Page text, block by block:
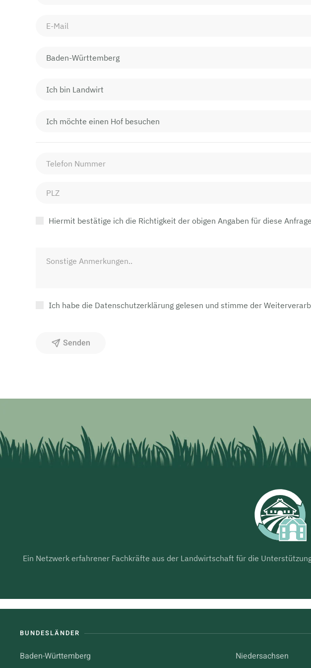
Hiermit bestätige ich die Richtigkeit der obigen Angaben für diese
Ich habe die Datenschutzerklärung gelesen und stimme der
Senden
Ein Netzwerk erfahrener Fachkräfte aus der Landwirtschaft für die
BUNDESLÄNDER
Baden-Württemberg
Niedersachsen